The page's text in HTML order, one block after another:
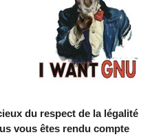
du respect de la légalité
vous êtes rendu compte